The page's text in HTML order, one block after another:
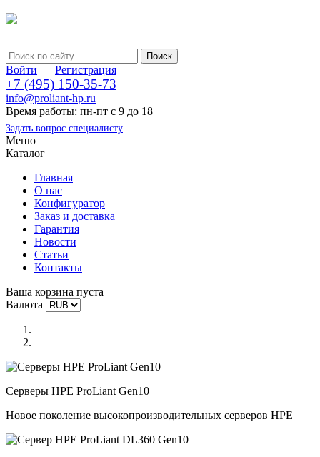
Войти Регистрация
+7 (495) 150-35-73
info@proliant-hp.ru
Время работы: пн-пт с 9 до 18
Задать вопрос специалисту
Меню
Каталог
Главная
О нас
Конфигуратор
Заказ и доставка
Гарантия
Новости
Статьи
Контакты
Ваша корзина пуста
Валюта
Серверы HPE ProLiant Gen10
Новое поколение высокопроизводительных серверов HPE